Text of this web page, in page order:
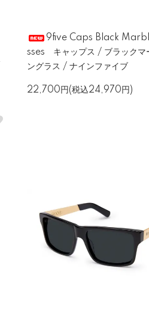
9five Caps Black
sses キャップス / ブラックマ
ングラス / ナインファイブ
22,700円(税込24,970円)